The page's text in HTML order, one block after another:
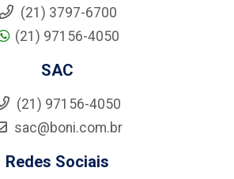
(21) 3797-6700
(21) 97156-4050
SAC
(21) 97156-4050
sac@boni.com.br
Redes Sociais